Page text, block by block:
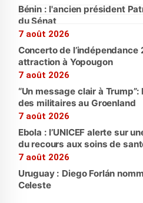
Bénin : l'ancien président
du Sénat
7 août 2026
Concerto de
attraction à Yopougon
7 août 2026
“Un message clair à
des militaires au Groenland
7 août 2026
Ebola : l’UNICEF alerte sur
du recours aux soins de
7 août 2026
Uruguay : Diego Forlán
Celeste